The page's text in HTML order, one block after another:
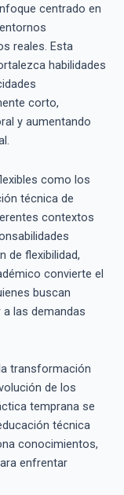
centrado en
reales. Esta
habilidades
corto,
y aumentando
como los
técnica de
contextos
de flexibilidad,
convierte el
buscan
las demandas
transformación
de los
temprana se
técnica
conocimientos,
enfrentar